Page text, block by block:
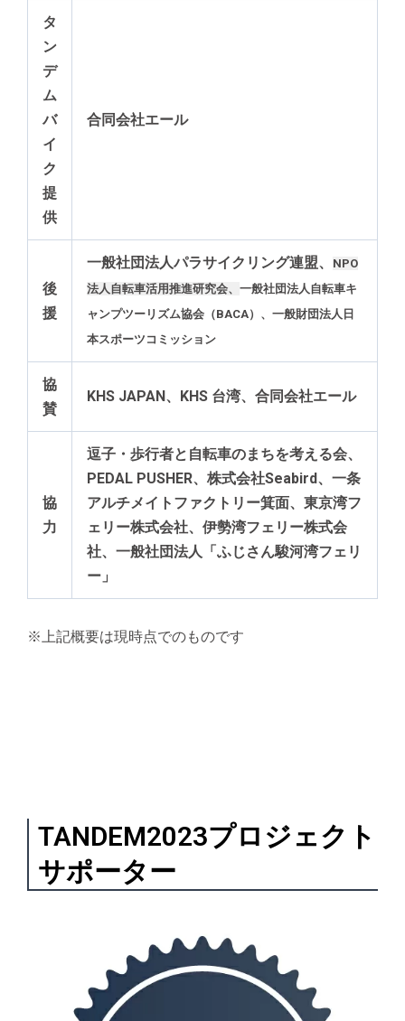
タ
ン
デ
ム
バ
イ
ク
提
供
合同会社エール
後
援
一般社団法人パラサイクリング連盟、
NPO
法人自転車活用推進研究会、 一般社団法人自転車キ
ャンプツーリズム協会（BACA）、一般財団法人日
本スポーツコミッション
協
賛
KHS JAPAN、KHS 台湾、合同会社エール
協
力
逗子・歩行者と自転車のまちを考える会、
PEDAL PUSHER、株式会社Seabird、一条
アルチメイトファクトリー箕面、東京湾フ
ェリー株式会社、伊勢湾フェリー株式会
社、一般社団法人「ふじさん駿河湾フェリ
ー」
※上記概要は現時点でのものです
TANDEM2023プロジェクト
サポーター